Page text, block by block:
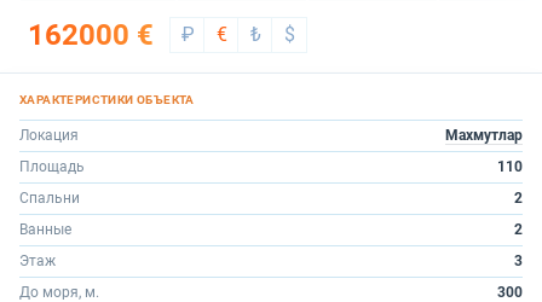
162000 € ₽ € ₺ $
Локация
Махмутлар
Площадь
110
Спальни
2
Ванные
2
Этаж
3
До моря, м.
300